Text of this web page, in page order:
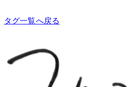
タグ一覧へ戻る